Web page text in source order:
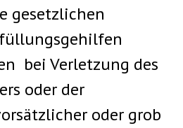
gesetzlichen
bei Verletzung des
oder der
oder grob